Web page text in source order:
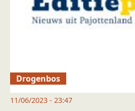
Drogenbos
11/06/2023 - 23:47